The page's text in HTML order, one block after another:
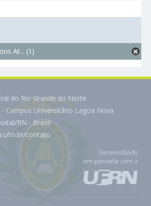
At... (1)
do Rio Grande do Norte
Campus Universitário Lagoa Nova
RN - Brasil
contato